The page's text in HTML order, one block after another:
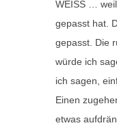
WEISS …
gepasst hat.
gepasst. Die
würde ich
ich sagen,
Einen
etwas